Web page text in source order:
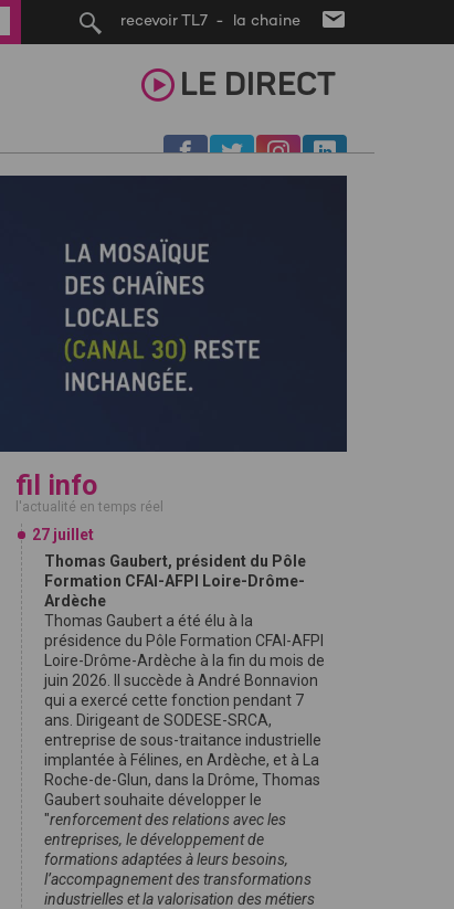
recevoir TL7 - la chaine
LE DIRECT
fil info
l'actualité en temps réel
27 juillet
Thomas Gaubert, président du Pôle
Formation CFAI-AFPI Loire-Drôme-
Ardèche
Thomas Gaubert a été élu à la
présidence du Pôle Formation CFAI-AFPI
Loire-Drôme-Ardèche à la fin du mois de
juin 2026. Il succède à André Bonnavion
qui a exercé cette fonction pendant 7
ans. Dirigeant de SODESE-SRCA,
entreprise de sous-traitance industrielle
implantée à Félines, en Ardèche, et à La
Roche-de-Glun, dans la Drôme, Thomas
Gaubert souhaite développer le
"renforcement des relations avec les
entreprises, le développement de
formations adaptées à leurs besoins,
l’accompagnement des transformations
industrielles et la valorisation des métiers